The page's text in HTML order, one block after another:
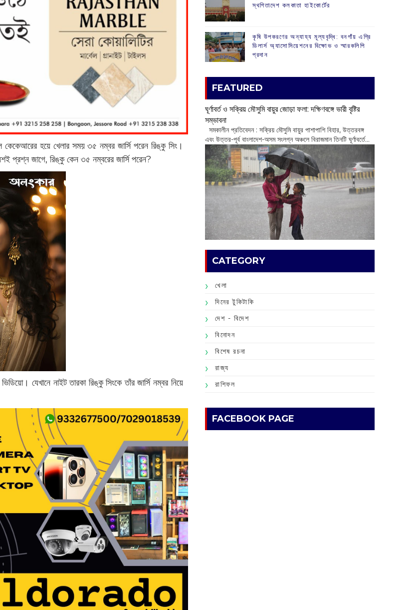
হয়ে খেলার সময় ৩৫ নম্বর জার্সি পরেন রিঙ্কু সিং।
প্রশ্ন জাগে, রিঙ্কু কেন ৩৫ নম্বরের জার্সি পরেন?
যেখানে নাইট তারকা রিঙ্কু সিংকে তাঁর জার্সি নম্বর নিয়ে
স্থগিতাদেশ কলকাতা হাইকোর্টের
কৃষি উপকরণের অন্যায্য মূল্যবৃদ্ধি: বনগাঁয় এগ্রি
ডিলার্স অ্যাসোসিয়েশনের বিক্ষোভ ও স্মারকলিপি
প্রদান
FEATURED
ঘূর্ণাবর্ত ও সক্রিয় মৌসুমি বায়ুর জোড়া ফলা: দক্ষিণবঙ্গে ভারী বৃষ্টির
সম্ভাবনা
সমকালীন প্রতিবেদন : সক্রিয় মৌসুমি বায়ুর পাশাপাশি বিহার, উত্তরবঙ্গ
এবং উত্তর-পূর্ব বাংলাদেশ-অসম সংলগ্ন অঞ্চলে বিরাজমান তিনটি ঘূর্ণাবর্তে...
CATEGORY
খেলা
দিনের টুকিটাকি
দেশ - বিদেশ
বিনোদন
বিশেষ রচনা
রাজ্য
রাশিফল
FACEBOOK PAGE